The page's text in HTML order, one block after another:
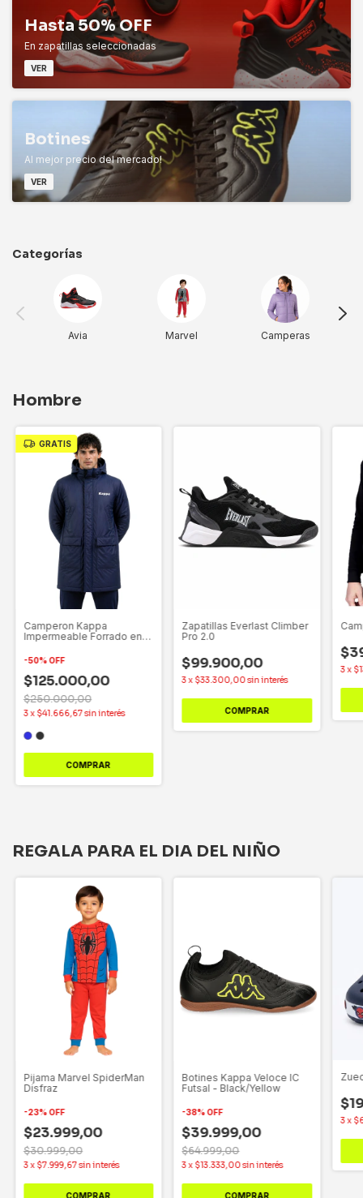
Hasta 50% OFF
En zapatillas seleccionadas
VER
Botines
Al mejor precio del mercado!
VER
Categorías
Avia Marvel Camperas
Hombre
GRATIS
Camperon Kappa
Impermeable Forrado en
-50%OFF
$125.000,00
$250.000,00
3x $41.666,67sin interés
COMPRAR
Zapatillas Everlast Climber
Pro 2.0
$99.900,00
3x $33.300,00sin interés
COMPRAR
3x
REGALA PARA EL DIA DEL NIÑO
Pijama Marvel SpiderMan
Disfraz
-23%OFF
$23.999,00
$30.999,00
3x $7.999,67sin interés
COMPRAR
Botines Kappa Veloce IC
Futsal - Black/Yellow
-38%OFF
$39.999,00
$64.999,00
3x $13.333,00sin interés
COMPRAR
3x